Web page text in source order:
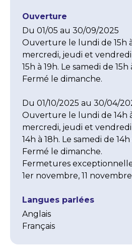
Ouverture
Du 01/05 au 30/09/2025
Ouverture le lundi de 15h
mercredi, jeudi et
15h à 19h. Le samedi de 15h
Fermé le dimanche.
Du 01/10/2025 au 30/04/
Ouverture le lundi de 14h
mercredi, jeudi et
14h à 18h. Le samedi de 14h
Fermé le dimanche.
Fermetures
1er novembre, 11
Langues parlées
Anglais
Français